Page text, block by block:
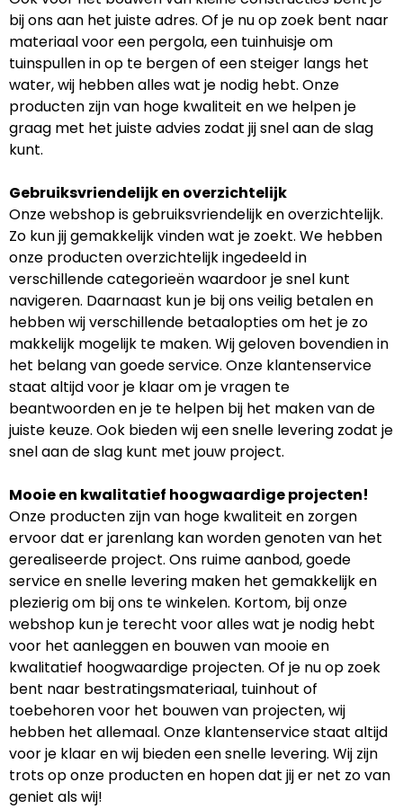
bij ons aan het juiste adres. Of je nu op zoek bent naar
materiaal voor een pergola, een tuinhuisje om
tuinspullen in op te bergen of een steiger langs het
water, wij hebben alles wat je nodig hebt. Onze
producten zijn van hoge kwaliteit en we helpen je
graag met het juiste advies zodat jij snel aan de slag
kunt.
Gebruiksvriendelijk en overzichtelijk
Onze webshop is gebruiksvriendelijk en overzichtelijk.
Zo kun jij gemakkelijk vinden wat je zoekt. We hebben
onze producten overzichtelijk ingedeeld in
verschillende categorieën waardoor je snel kunt
navigeren. Daarnaast kun je bij ons veilig betalen en
hebben wij verschillende betaalopties om het je zo
makkelijk mogelijk te maken. Wij geloven bovendien in
het belang van goede service. Onze klantenservice
staat altijd voor je klaar om je vragen te
beantwoorden en je te helpen bij het maken van de
juiste keuze. Ook bieden wij een snelle levering zodat je
snel aan de slag kunt met jouw project.
Mooie en kwalitatief hoogwaardige projecten!
Onze producten zijn van hoge kwaliteit en zorgen
ervoor dat er jarenlang kan worden genoten van het
gerealiseerde project. Ons ruime aanbod, goede
service en snelle levering maken het gemakkelijk en
plezierig om bij ons te winkelen. Kortom, bij onze
webshop kun je terecht voor alles wat je nodig hebt
voor het aanleggen en bouwen van mooie en
kwalitatief hoogwaardige projecten. Of je nu op zoek
bent naar bestratingsmateriaal, tuinhout of
toebehoren voor het bouwen van projecten, wij
hebben het allemaal. Onze klantenservice staat altijd
voor je klaar en wij bieden een snelle levering. Wij zijn
trots op onze producten en hopen dat jij er net zo van
geniet als wij!